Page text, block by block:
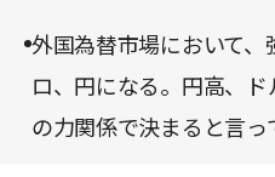
外国為替市場において、
ロ、円になる。円高、
の力関係で決まると言っ